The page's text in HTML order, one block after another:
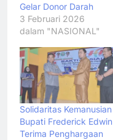
Gelar Donor Darah
3 Februari 2026
dalam "NASIONAL"
Solidaritas Kemanusian
Bupati Frederick Edwin
Terima Penghargaan